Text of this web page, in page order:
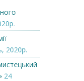
2020р.
24